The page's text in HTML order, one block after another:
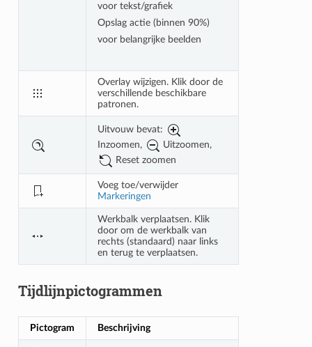
voor tekst/grafiek
Opslag actie (binnen 90%)
voor belangrijke beelden
Overlay wijzigen. Klik door de
verschillende beschikbare
patronen.
Uitvouw bevat:
Inzoomen,
Uitzoomen,
Reset zoomen
Voeg toe/verwijder
Markeringen
Werkbalk verplaatsen. Klik
door om de werkbalk van
rechts (standaard) naar links
en terug te verplaatsen.
Tijdlijnpictogrammen
Pictogram Beschrijving